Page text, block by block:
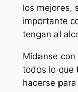
los mejores,
importante
tengan al
Mídanse
todos lo que
hacerse